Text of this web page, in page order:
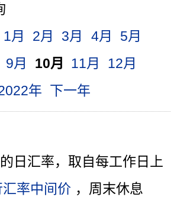
1月 2月 3月 4月
5月
9月 10月 11月
12月
年 下一年
日汇率，取自每工作日上
汇率中间价 ，周末休息